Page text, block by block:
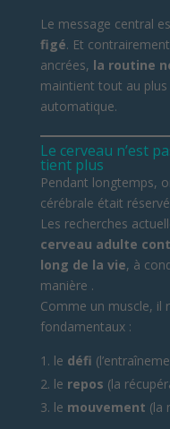
Le message central
figé. Et
ancrées, la routine
maintient tout au
automatique.
Le cerveau n’est
tient plus
Pendant longtemps,
cérébrale était
Les recherches
cerveau adulte
long de la vie, à
manière .
Comme un muscle, il
fondamentaux :
le défi
le repos (la
le mouvement (la